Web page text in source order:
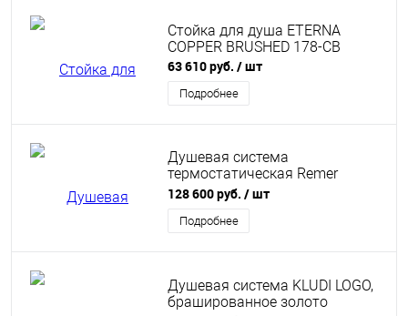
Стойка для душа ETERNA
COPPER BRUSHED 178-CB
63 610 руб. / шт
Подробнее
Душевая система
термостатическая Remer
Elegance EQ32ASSDBG, золото
брашированное
128 600 руб. / шт
Подробнее
Душевая система KLUDI LOGO,
брашированное золото